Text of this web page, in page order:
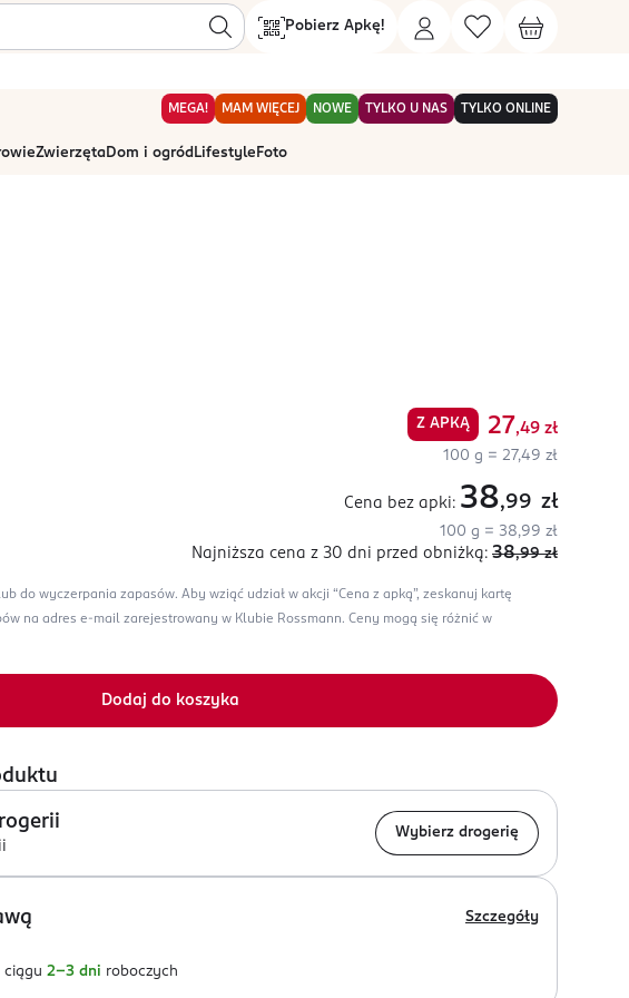
Pobierz Apkę!
MEGA! MAM WIĘCEJ NOWE TYLKO U NAS TYLKO ONLINE
ZwierzętaDom i ogród Lifestyle Foto
Z APKĄ 27,49 zł
100 g = 27,49 zł
Cena bez apki: 38,99 zł
100 g = 38,99 zł
Najniższa cena z 30 dni przed obniżką: 38,99 zł
do wyczerpania zapasów. Aby wziąć udział w akcji “Cena z apką”, zeskanuj kartę
na adres e-mail zarejestrowany w Klubie Rossmann. Ceny mogą się różnić w
Dodaj do koszyka
Wybierz drogerię
Szczegóły
ciągu 2-3 dni roboczych